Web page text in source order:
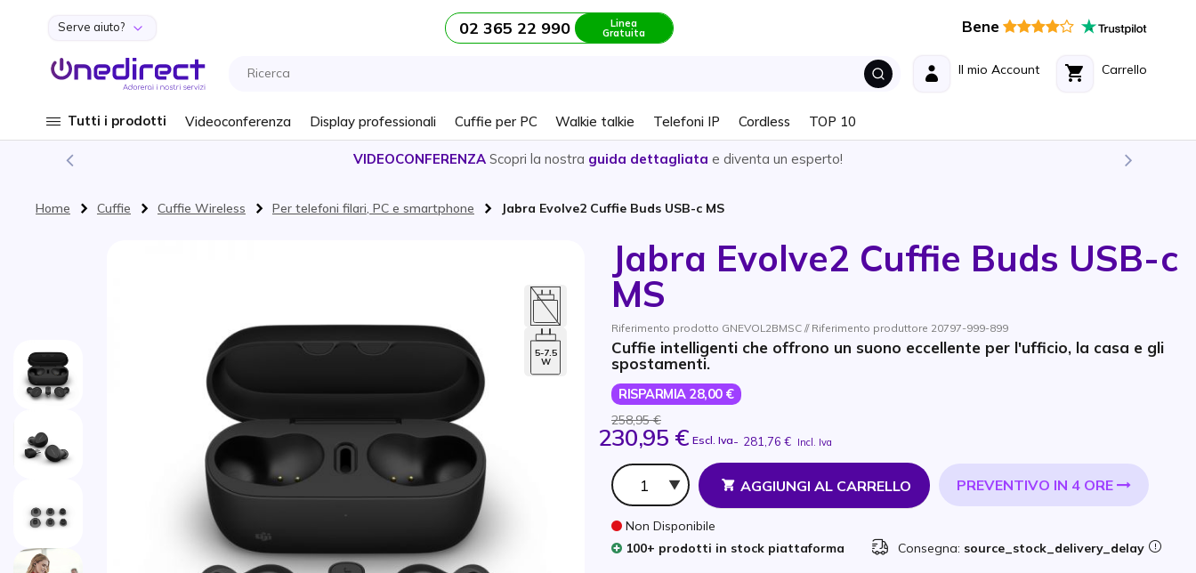
Salta al contenuto
Serve aiuto? 02 365 22 990 Linea
Gratuita Bene
Carrello
Il mio Account
Tutti i prodotti Videoconferenza Display professionali Cuffie per PC Walkie talkie Telefoni IP Cordless TOP 10
VIDEOCONFERENZA Scopri la nostra guida dettagliata e diventa un esperto!
Home Cuffie Cuffie Wireless Per telefoni filari, PC e smartphone Jabra Evolve2 Cuffie Buds USB-c MS
Jabra Evolve2 Cuffie Buds USB-c
MS
Riferimento prodotto GNEVOL2BMSC // Riferimento produttore 20797-999-899
Cuffie intelligenti che offrono un suono eccellente per l'ufficio, la casa e gli
spostamenti.
RISPARMIA 28,00 €
258,95 €
230,95 € Escl. Iva- 281,76 € Incl. Iva
Qtà
AGGIUNGI AL CARRELLO PREVENTIVO IN 4 ORE
Non Disponibile
100+ prodotti in stock piattaforma
Consegna: source_stock_delivery_delay
5-7.5
W